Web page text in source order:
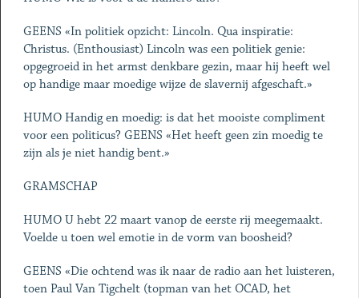
GEENS «In politiek opzicht: Lincoln. Qua inspiratie:
Christus. (Enthousiast) Lincoln was een politiek genie:
opgegroeid in het armst denkbare gezin, maar hij heeft wel
op handige maar moedige wijze de slavernij afgeschaft.»
HUMO Handig en moedig: is dat het mooiste compliment
voor een politicus? GEENS «Het heeft geen zin moedig te
zijn als je niet handig bent.»
GRAMSCHAP
HUMO U hebt 22 maart vanop de eerste rij meegemaakt.
Voelde u toen wel emotie in de vorm van boosheid?
GEENS «Die ochtend was ik naar de radio aan het luisteren,
toen Paul Van Tigchelt (topman van het OCAD, het